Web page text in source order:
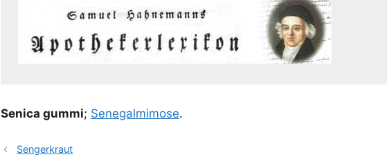
Seni­ca gum­mi; Sene­gal­mi­mo­se.
Sengerkraut